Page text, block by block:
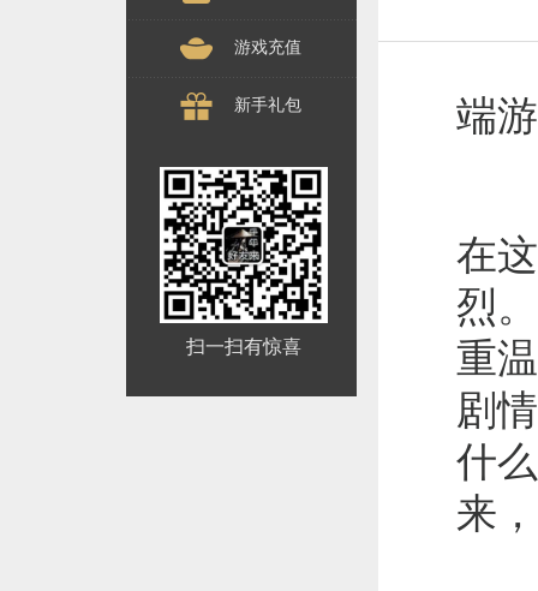
游戏充值
新手礼包
扫一扫有惊喜
端
在
烈
重
剧
什
来